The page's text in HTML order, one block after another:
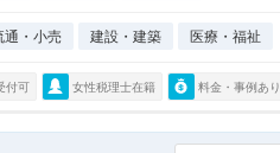
通・小売 建設・建築 医療・福祉
付可 女性税理士在籍 料金・事例あり